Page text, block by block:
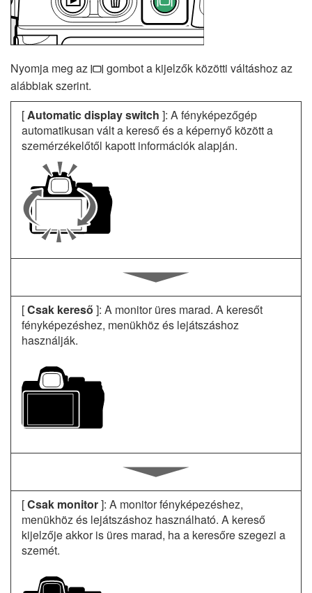
Nyomja meg az M gombot a kijelzők közötti váltáshoz az
alábbiak szerint.
[Automatic display switch ]: A fényképezőgép
automatikusan vált a kereső és a képernyő között a
szemérzékelőtől kapott információk alapján.
[Csak kereső ]: A monitor üres marad. A keresőt
fényképezéshez, menükhöz és lejátszáshoz
használják.
[Csak monitor]: A monitor fényképezéshez,
menükhöz és lejátszáshoz használható. A kereső
kijelzője akkor is üres marad, ha a keresőre szegezi a
szemét.